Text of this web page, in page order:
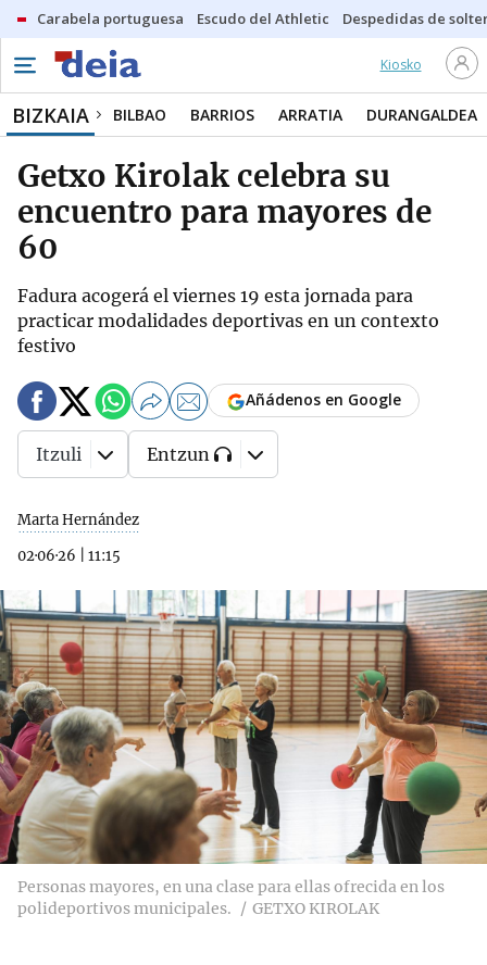
Carabela portuguesa Escudo del Athletic Despedidas de
Kiosko
BIZKAIA BILBAO BARRIOS ARRATIA DURANGALDEA
Getxo Kirolak celebra su
encuentro para mayores de
60
Fadura acogerá el viernes 19 esta jornada para
practicar modalidades deportivas en un contexto
festivo
Marta Hernández
02·06·26
11:15
Añádenos en Google
Itzuli Entzun
Personas mayores, en una clase para ellas ofrecida en los
polideportivos municipales.
GETXO KIROLAK